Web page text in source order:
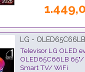
LG -
Televisor LG OLED
OLED65C66LB
Smart TV/ WiFi